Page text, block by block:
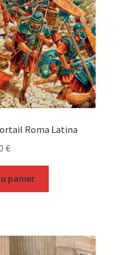
Roma Latina
€
panier